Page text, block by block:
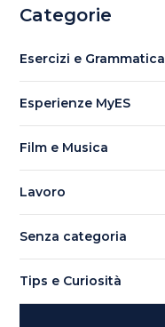
Categorie
Esercizi e Grammatica
Esperienze MyES
Film e Musica
Lavoro
Senza categoria
Tips e Curiosità